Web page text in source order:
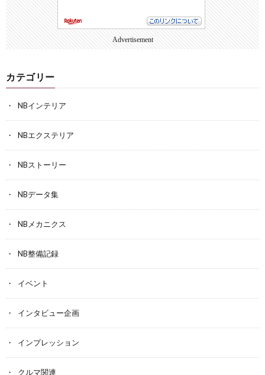
Advertisement
カテゴリー
NBインテリア
NBエクステリア
NBストーリー
NBデータ集
NBメカニクス
NB整備記録
イベント
インタビュー企画
インプレッション
クルマ関連